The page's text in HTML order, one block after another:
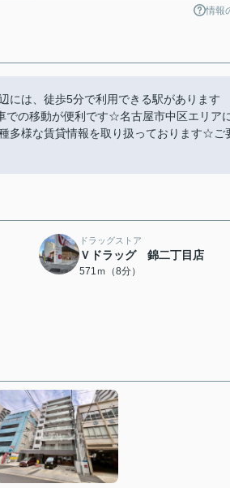
情報
には、徒歩5分で利用できる駅があります
の移動が便利です☆名古屋市中区エリア
多様な賃貸情報を取り扱っております☆ご
ドラッグストア
Ｖドラッグ 錦二丁目店
571ｍ（8分）